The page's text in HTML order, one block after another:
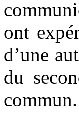
ont
d’une
du